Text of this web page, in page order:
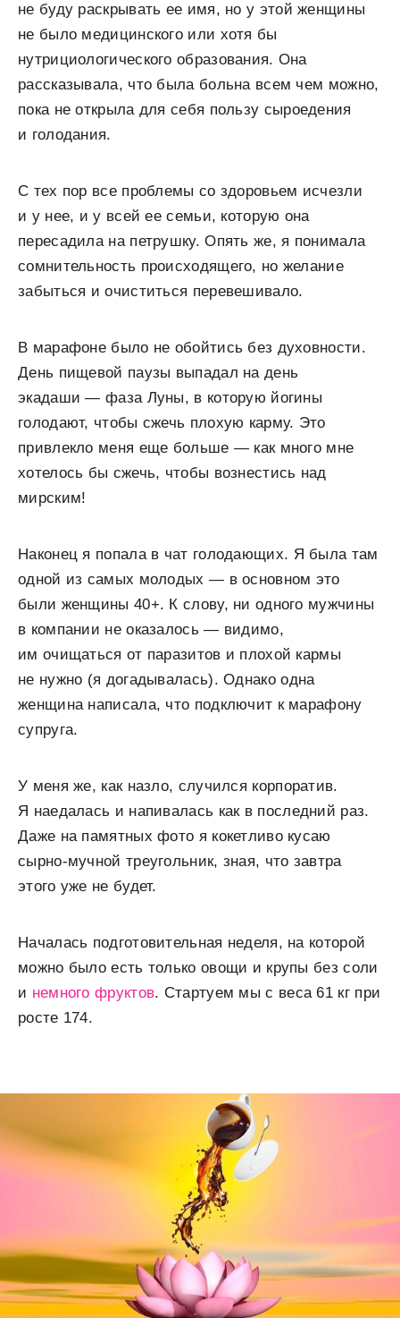
не буду раскрывать ее имя, но у этой женщины
не было медицинского или хотя бы
нутрициологического образования. Она
рассказывала, что была больна всем чем можно,
пока не открыла для себя пользу сыроедения
и голодания.
С тех пор все проблемы со здоровьем исчезли
и у нее, и у всей ее семьи, которую она
пересадила на петрушку. Опять же, я понимала
сомнительность происходящего, но желание
забыться и очиститься перевешивало.
В марафоне было не обойтись без духовности.
День пищевой паузы выпадал на день
экадаши — фаза Луны, в которую йогины
голодают, чтобы сжечь плохую карму. Это
привлекло меня еще больше — как много мне
хотелось бы сжечь, чтобы вознестись над
мирским!
Наконец я попала в чат голодающих. Я была там
одной из самых молодых — в основном это
были женщины 40+. К слову, ни одного мужчины
в компании не оказалось — видимо,
им очищаться от паразитов и плохой кармы
не нужно (я догадывалась). Однако одна
женщина написала, что подключит к марафону
супруга.
У меня же, как назло, случился корпоратив.
Я наедалась и напивалась как в последний раз.
Даже на памятных фото я кокетливо кусаю
сырно-мучной треугольник, зная, что завтра
этого уже не будет.
Началась подготовительная неделя, на которой
можно было есть только овощи и крупы без соли
и немного фруктов. Стартуем мы с веса 61 кг при
росте 174.